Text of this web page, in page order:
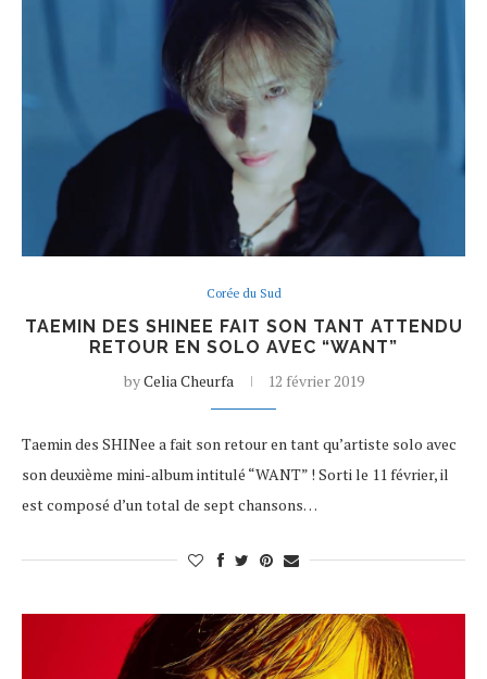
Corée du Sud
TAEMIN DES SHINEE FAIT SON TANT ATTENDU
RETOUR EN SOLO AVEC “WANT”
byCelia Cheurfa 12 février 2019
Taemin des SHINee a fait son retour en tant qu’artiste solo avec
son deuxième mini-album intitulé “WANT” ! Sorti le 11 février, il
est composé d’un total de sept chansons…